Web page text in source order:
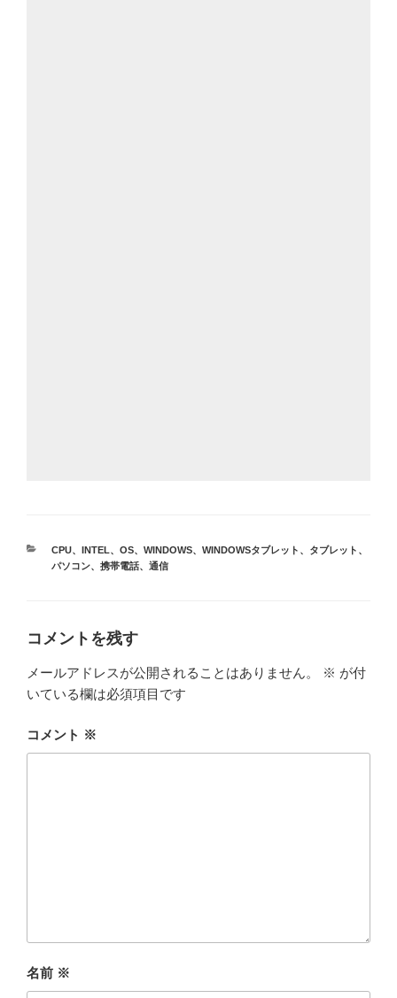
カ
テ
CPU、 INTEL、 OS、 WINDOWS、 WINDOWSタブレット 、 タブレット 、
パソコン、 携帯電話、 通信
コメントを残す
メールアドレスが公開されることはありません。 ※ が付
いている欄は必須項目です
コメント ※
名前 ※